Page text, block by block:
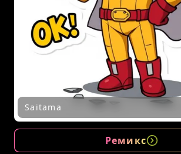
Saitama
Ремикс